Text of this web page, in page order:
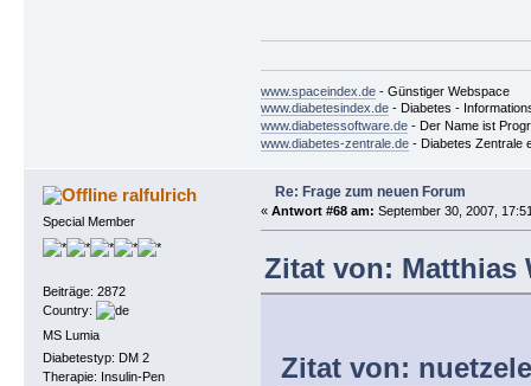
www.spaceindex.de- Günstiger Webspace
www.diabetesindex.de- Diabetes -
www.diabetessoftware.de- Der Name ist
www.diabetes-zentrale.de- Diabetes Zentrale
ralfulrich
Special Member
Beiträge: 2872
Country:
MS Lumia
Diabetestyp: DM 2
Therapie: Insulin-Pen
Re: Frage zum neuen Forum
« Antwort #68 am: September 30, 2007,
Zitat von: Matthias
Zitat von: